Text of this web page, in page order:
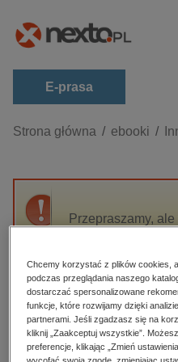
E-prasa
Kategorie
biznesowe,
dzienniki
edukacja
hobby, sport, rozrywka
komputery, internet,
Strona główna ebooki
Przepraszamy, ale
High-contrast mode
Polecane
Chcemy korzystać z plików cookies,
podczas przeglądania naszego
dostarczać spersonalizowane
funkcje, które rozwijamy dzięki
partnerami. Jeśli zgadzasz się na
kliknij „Zaakceptuj wszystkie”.
preferencje, klikając „Zmień